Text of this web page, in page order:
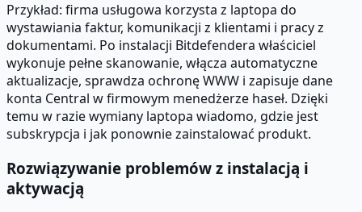
Przykład: firma usługowa korzysta z laptopa do
wystawiania faktur, komunikacji z klientami i pracy z
dokumentami. Po instalacji Bitdefendera właściciel
wykonuje pełne skanowanie, włącza automatyczne
aktualizacje, sprawdza ochronę WWW i zapisuje dane
konta Central w firmowym menedżerze haseł. Dzięki
temu w razie wymiany laptopa wiadomo, gdzie jest
subskrypcja i jak ponownie zainstalować produkt.
Rozwiązywanie problemów z instalacją i
aktywacją